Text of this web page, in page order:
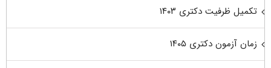
تکمیل ظرفیت دکتری ۱۴۰۳
زمان آزمون دکتری ۱۴۰۵